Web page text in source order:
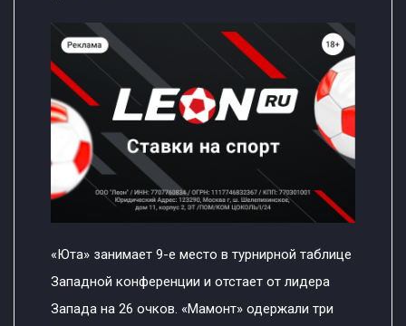
«Юта» занимает 9-е место в турнирной таблице
Западной конференции и отстает от лидера
Запада на 26 очков. «Мамонт» одержали три